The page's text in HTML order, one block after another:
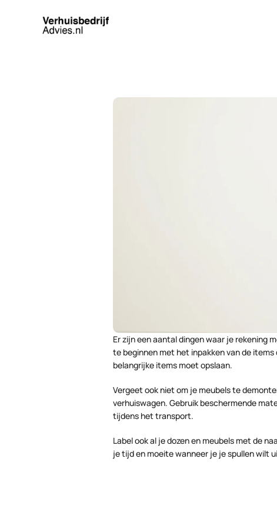
Er zijn een aantal dingen waar je rekening
te beginnen met het inpakken van de
belangrijke items moet opslaan.
Vergeet ook niet om je meubels te
verhuiswagen. Gebruik beschermende
tijdens het transport.
Label ook al je dozen en meubels met de
je tijd en moeite wanneer je je spullen wilt